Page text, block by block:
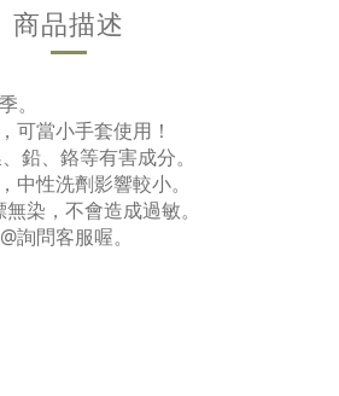
商品描述
。
可當小手套使用！
鉛、鉻等有害成分。
性洗劑影響較小。
染，不會造成過敏。
問客服喔。